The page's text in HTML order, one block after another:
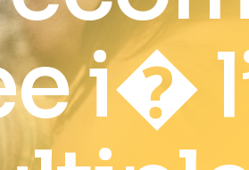
i�